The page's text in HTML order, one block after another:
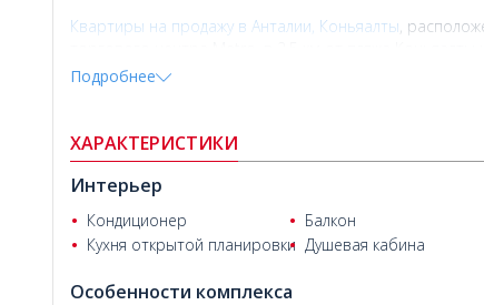
Квартиры на продажу в Анталии, Коньяалты,
городской площади Коньяалты. Кроме того,
Подробнее
ХАРАКТЕРИСТИКИ
Интерьер
Кондиционер Балкон
Кухня открытой планировки Душевая кабина
Особенности комплекса
Cengizhan Helvacı